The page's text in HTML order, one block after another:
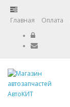
Главная Оплата